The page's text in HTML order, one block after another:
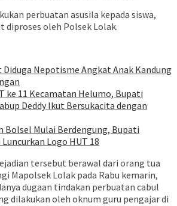
perbuatan asusila kepada siswa,
diproses oleh Polsek Lolak.
Nepotisme Angkat Anak Kandung
ke 11 Kecamatan Helumo, Bupati
Deddy Ikut Bersukacita dengan
Bolsel Mulai Berdengung, Bupati
Logo HUT 18
tersebut berawal dari orang tua
Mapolsek Lolak pada Rabu kemarin,
dugaan tindakan perbuatan cabul
dilakukan oleh oknum guru pengajar di